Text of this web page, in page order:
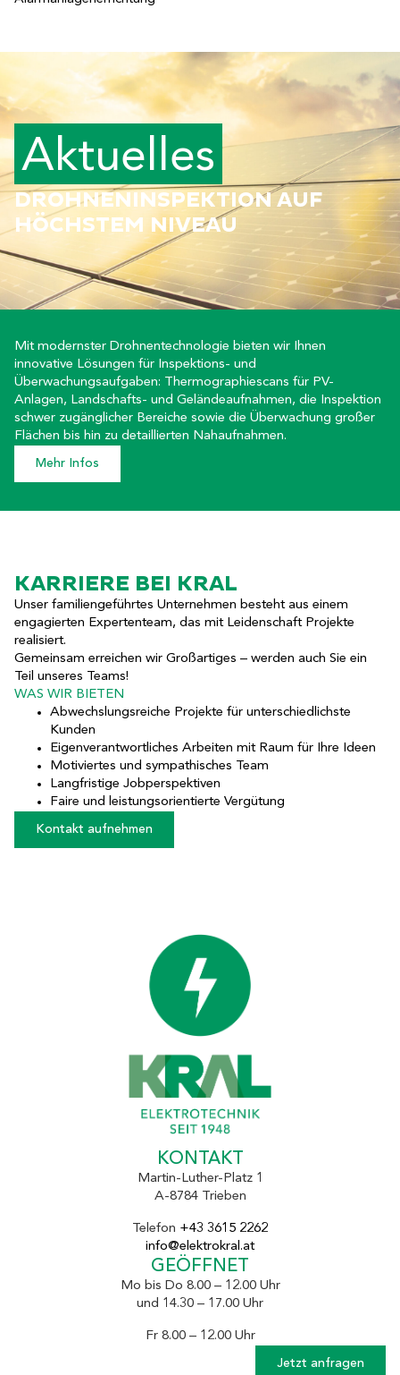
Aktuelles
DROHNENINSPEKTION AUF
HÖCHSTEM NIVEAU
Mit modernster Drohnentechnologie bieten wir Ihnen
innovative Lösungen für Inspektions- und
Überwachungsaufgaben: Thermographiescans für PV-
Anlagen, Landschafts- und Geländeaufnahmen, die Inspektion
schwer zugänglicher Bereiche sowie die Überwachung großer
Flächen bis hin zu detaillierten Nahaufnahmen.
Mehr Infos
KARRIERE BEI KRAL
Unser familiengeführtes Unternehmen besteht aus einem
engagierten Expertenteam, das mit Leidenschaft Projekte
realisiert.
Gemeinsam erreichen wir Großartiges – werden auch Sie ein
Teil unseres Teams!
WAS WIR BIETEN
Abwechslungsreiche Projekte für unterschiedlichste
Kunden
Eigenverantwortliches Arbeiten mit Raum für Ihre Ideen
Motiviertes und sympathisches Team
Langfristige Jobperspektiven
Faire und leistungsorientierte Vergütung
Kontakt aufnehmen
KONTAKT
Martin-Luther-Platz 1
A-8784 Trieben
Telefon +43 3615 2262
info@elektrokral.at
GEÖFFNET
Mo bis Do 8.00 – 12.00 Uhr
und 14.30 – 17.00 Uhr
Fr 8.00 – 12.00 Uhr
Jetzt anfragen